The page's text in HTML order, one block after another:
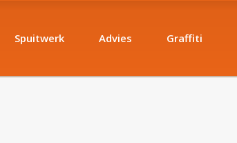
Spuitwerk Advies Graffiti